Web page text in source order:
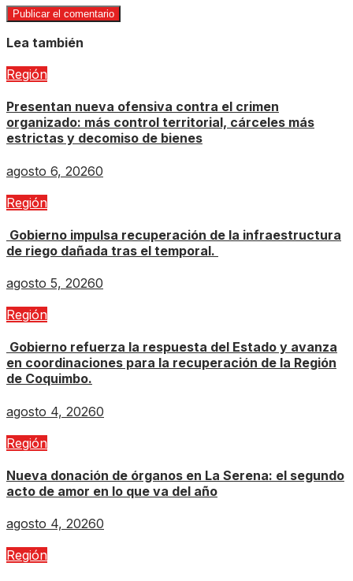
Lea también
Región
Presentan nueva ofensiva contra el crimen
organizado: más control territorial, cárceles más
estrictas y decomiso de bienes
agosto 6, 20260
Región
Gobierno impulsa recuperación de la infraestructura
de riego dañada tras el temporal.
agosto 5, 20260
Región
Gobierno refuerza la respuesta del Estado y avanza
en coordinaciones para la recuperación de la Región
de Coquimbo.
agosto 4, 20260
Región
Nueva donación de órganos en La Serena: el segundo
acto de amor en lo que va del año
agosto 4, 20260
Región